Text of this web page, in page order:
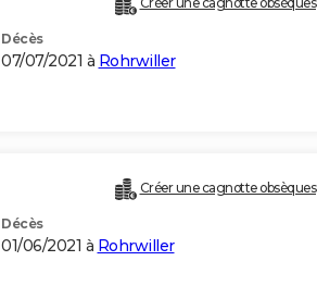
Décès
07/07/2021 à Rohrwiller
Créer une cagnotte obsèques
Décès
01/06/2021 à Rohrwiller